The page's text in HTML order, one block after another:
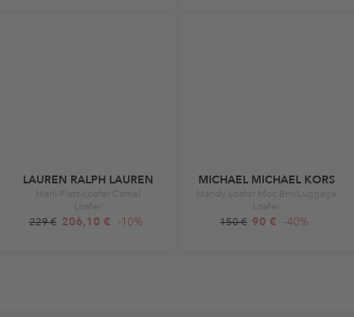
LAUREN RALPH LAUREN
Marli-Flats-Loafer Camel
Loafer
229 € 206,10 € -10%
MICHAEL MICHAEL KORS
Mandy Loafer Moc Brn/Luggage
Loafer
150 € 90 € -40%